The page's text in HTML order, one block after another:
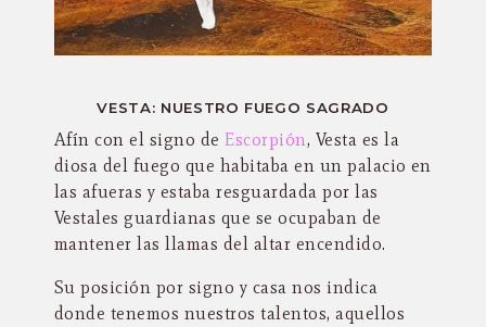
VESTA: NUESTRO FUEGO SAGRADO
Afín con el signo deEscorpión, Vesta es la
diosa del fuego que habitaba en un palacio en
las afueras y estaba resguardada por las
Vestales guardianas que se ocupaban de
mantener las llamas del altar encendido.
Su posición por signo y casa nos indica
donde tenemos nuestros talentos, aquellos